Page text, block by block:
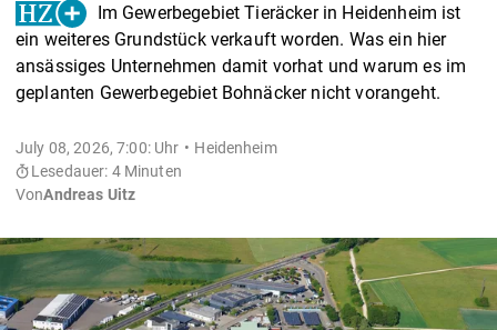
Im Gewerbegebiet Tieräcker in Heidenheim ist
ein weiteres Grundstück verkauft worden. Was ein hier
ansässiges Unternehmen damit vorhat und warum es im
geplanten Gewerbegebiet Bohnäcker nicht vorangeht.
July 08, 2026, 7:00: Uhr
Heidenheim
Lesedauer: 4 Minuten
VonAndreas Uitz